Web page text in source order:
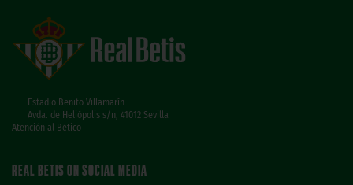
Estadio Benito Villamarín
Avda. de Heliópolis s/n, 41012 Sevilla
Atención al Bético
REAL BETIS ON SOCIAL MEDIA